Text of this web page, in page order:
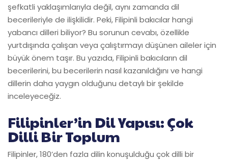
şefkatli yaklaşımlarıyla değil, aynı zamanda dil
becerileriyle de ilişkilidir. Peki, Filipinli bakıcılar hangi
yabancı dilleri biliyor? Bu sorunun cevabı, özellikle
yurtdışında çalışan veya çalıştırmayı düşünen aileler için
büyük önem taşır. Bu yazıda, Filipinli bakıcıların dil
becerilerini, bu becerilerin nasıl kazanıldığını ve hangi
dillerin daha yaygın olduğunu detaylı bir şekilde
inceleyeceğiz.
Filipinler’in Dil Yapısı: Çok
Dilli Bir Toplum
Filipinler, 180’den fazla dilin konuşulduğu çok dilli bir